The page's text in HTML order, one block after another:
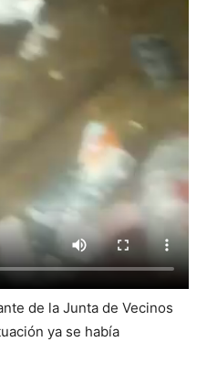
de la Junta de Vecinos
ya se había